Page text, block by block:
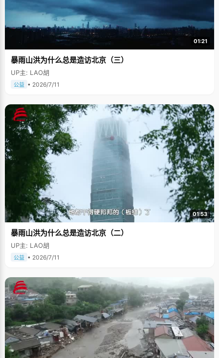
01:21
暴雨山洪为什么总是造访北京（三）
UP主: LAO胡
公益 • 2026/7/11
01:53
暴雨山洪为什么总是造访北京（二）
UP主: LAO胡
公益 • 2026/7/11